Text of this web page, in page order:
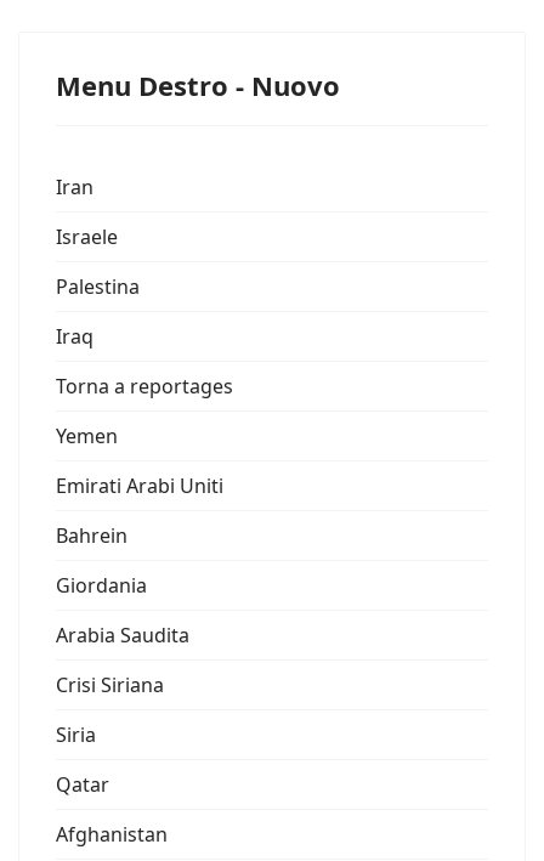
Menu Destro - Nuovo
Iran
Israele
Palestina
Iraq
Torna a reportages
Yemen
Emirati Arabi Uniti
Bahrein
Giordania
Arabia Saudita
Crisi Siriana
Siria
Qatar
Afghanistan